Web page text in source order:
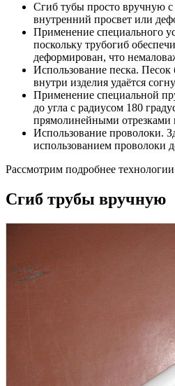
Сгиб тубы просто вручную
внутренний просвет или
Применение специального
поскольку трубогиб
деформирован, что
Использование песка. Песок
внутри изделия удаётся
Применение специальной
до угла с радиусом 180
прямолинейными отрезками
Использование проволоки.
использованием проволоки
Рассмотрим подробнее
Сгиб трубы вручную